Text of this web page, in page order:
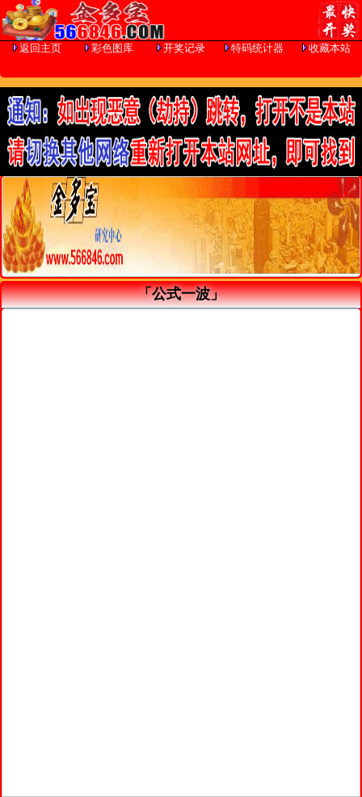
返回主页 彩色图库 开奖记录 特码统计器 收藏本站
「公式一波」